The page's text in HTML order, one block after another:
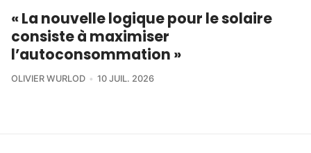
« La nouvelle logique pour le solaire
consiste à maximiser
l’autoconsommation »
OLIVIER WURLOD 10 JUIL. 2026